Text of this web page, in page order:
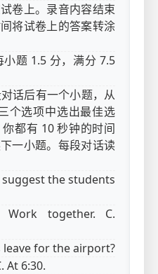
卷上。录音内容结束
将试卷上的答案转涂
题 1.5 分，满分 7.5
话后有一个小题，从
个选项中选出最佳选
都有 10 秒钟的时间
一小题。每段对话读
the students
together. C.
leave for the airport?
At 6:30.